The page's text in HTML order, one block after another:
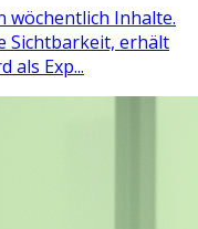
wöchentlich Inhalte.
Sichtbarkeit, erhält
als Exp...